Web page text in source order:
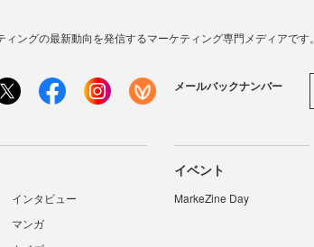
ングの最新動向を発信するマーケティング専門メディアです。
メールバックナンバー
インタビュー
マンガ
イベント
MarkeZine Day